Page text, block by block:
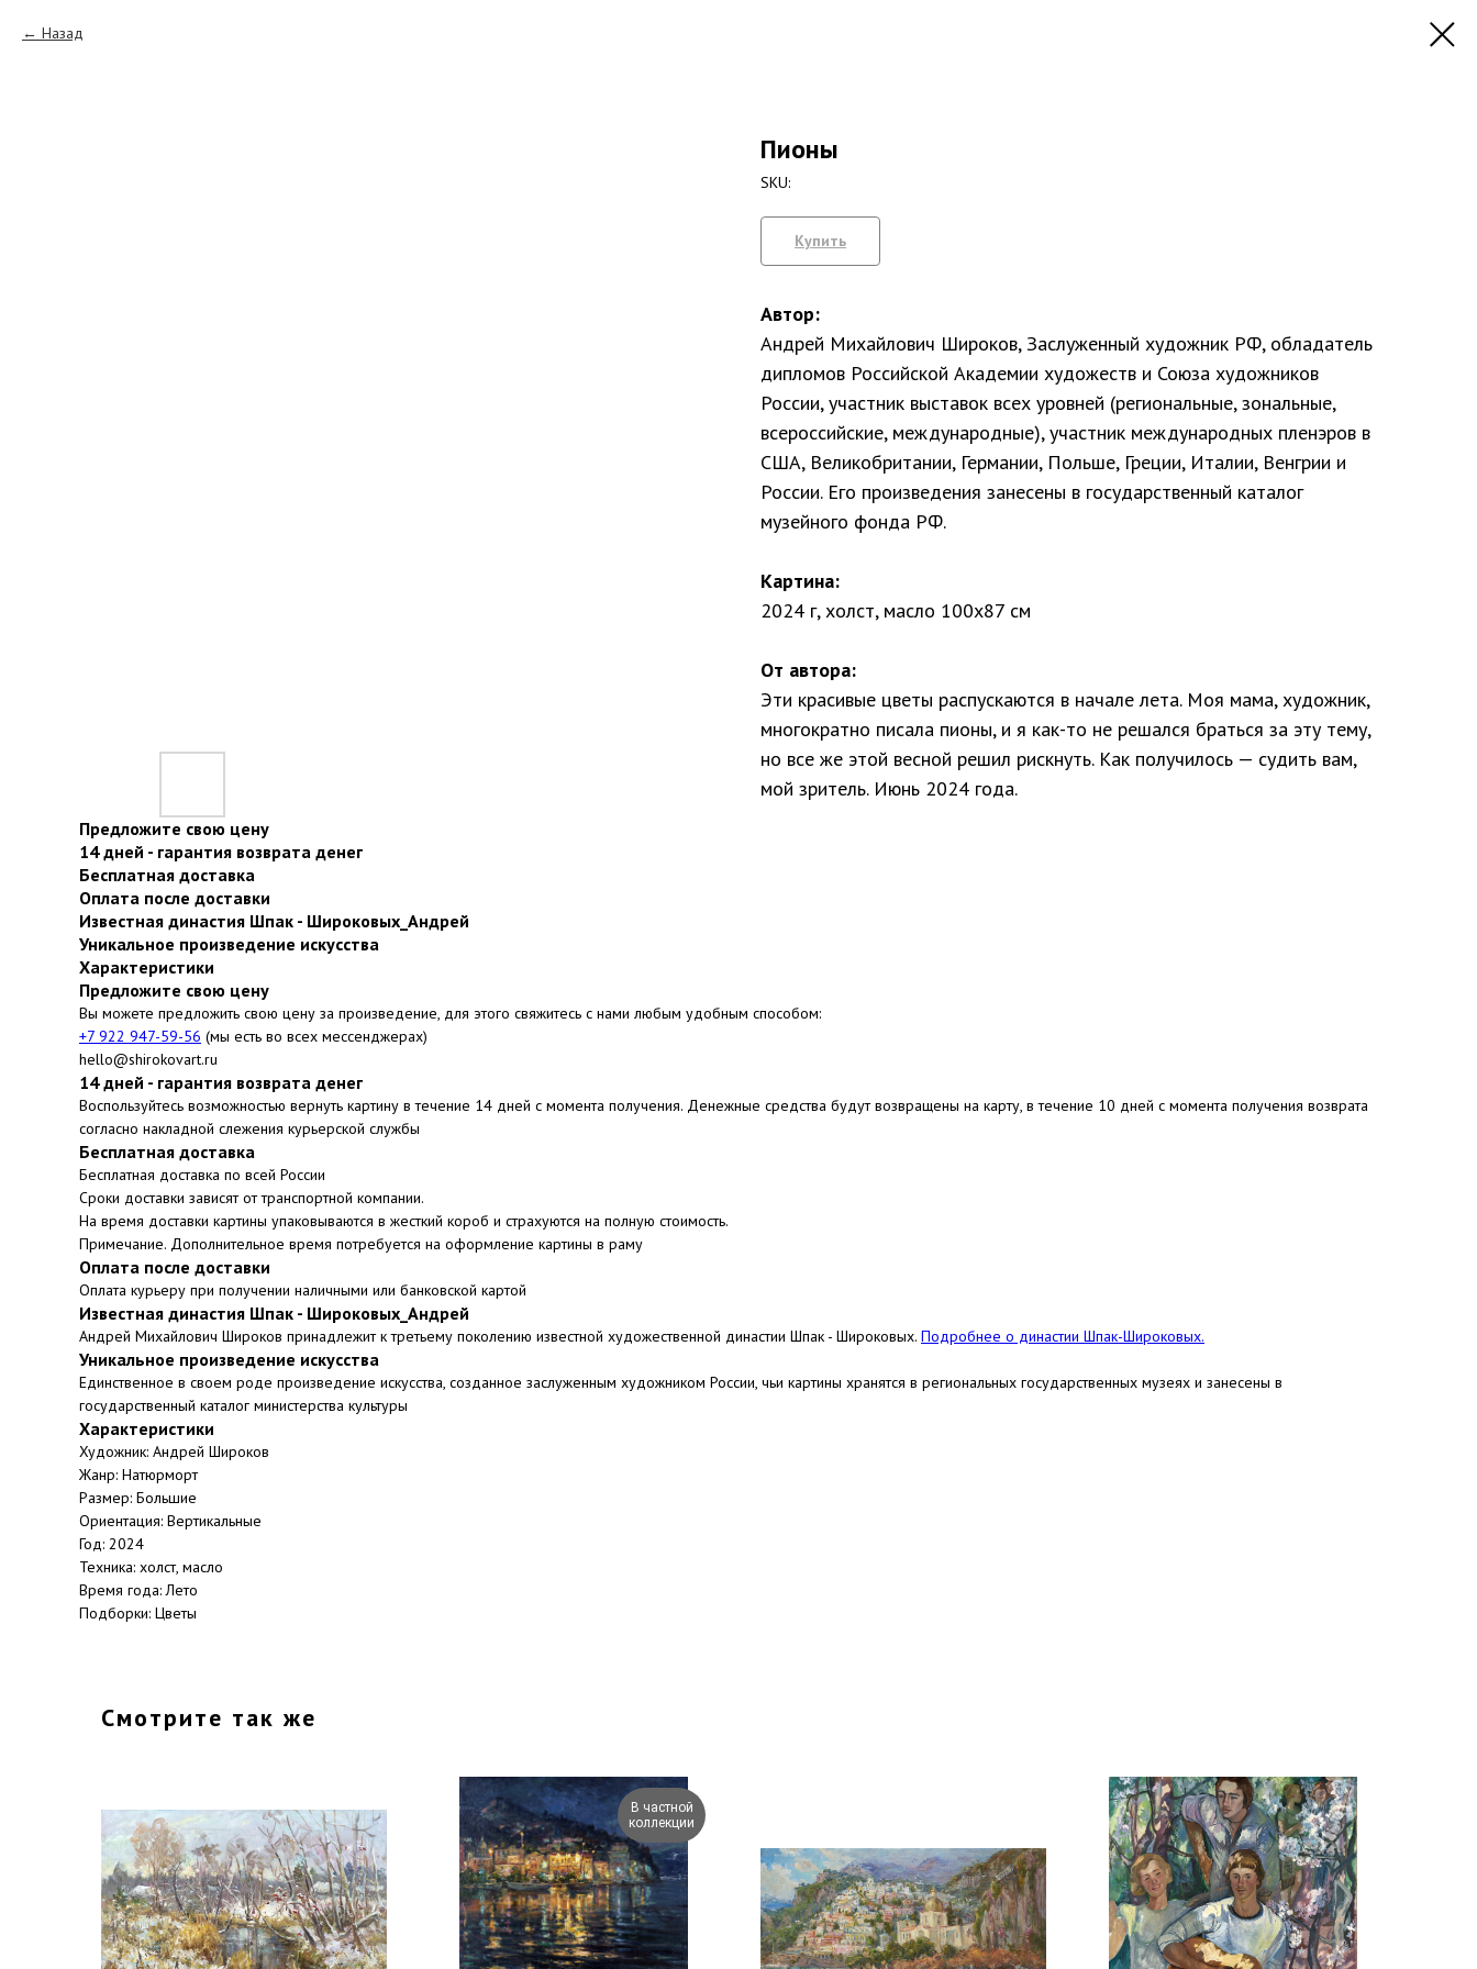
Назад
Пионы
SKU:
Купить
Автор:
Андрей Михайлович Широков, Заслуженный художник РФ, обладатель
дипломов Российской Академии художеств и Союза художников
России, участник выставок всех уровней (региональные, зональные,
всероссийские, международные), участник международных пленэров в
США, Великобритании, Германии, Польше, Греции, Италии, Венгрии и
России. Его произведения занесены в государственный каталог
музейного фонда РФ.
Картина:
2024 г, холст, масло 100х87 см
От автора:
Эти красивые цветы распускаются в начале лета. Моя мама, художник,
многократно писала пионы, и я как-то не решался браться за эту тему,
но все же этой весной решил рискнуть. Как получилось — судить вам,
мой зритель. Июнь 2024 года.
Предложите свою цену
14 дней - гарантия возврата денег
Бесплатная доставка
Оплата после доставки
Известная династия Шпак - Широковых_Андрей
Уникальное произведение искусства
Характеристики
Предложите свою цену
Вы можете предложить свою цену за произведение, для этого свяжитесь с нами любым удобным способом:
+7 922 947-59-56 (мы есть во всех мессенджерах)
hello@shirokovart.ru
14 дней - гарантия возврата денег
Воспользуйтесь возможностью вернуть картину в течение 14 дней с момента получения. Денежные средства будут возвращены на карту, в течение 10 дней с момента получения возврата
согласно накладной слежения курьерской службы
Бесплатная доставка
Бесплатная доставка по всей России
Сроки доставки зависят от транспортной компании.
На время доставки картины упаковываются в жесткий короб и страхуются на полную стоимость.
Примечание. Дополнительное время потребуется на оформление картины в раму
Оплата после доставки
Оплата курьеру при получении наличными или банковской картой
Известная династия Шпак - Широковых_Андрей
Андрей Михайлович Широков принадлежит к третьему поколению известной художественной династии Шпак - Широковых. Подробнее о династии Шпак-Широковых.
Уникальное произведение искусства
Единственное в своем роде произведение искусства, созданное заслуженным художником России, чьи картины хранятся в региональных государственных музеях и занесены в
государственный каталог министерства культуры
Характеристики
Художник: Андрей Широков
Жанр: Натюрморт
Размер: Большие
Ориентация: Вертикальные
Год: 2024
Техника: холст, масло
Время года: Лето
Подборки: Цветы
Смотрите так же
В частной
коллекции